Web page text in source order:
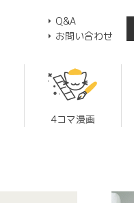
Q&A
お問い合わせ
4コマ漫画